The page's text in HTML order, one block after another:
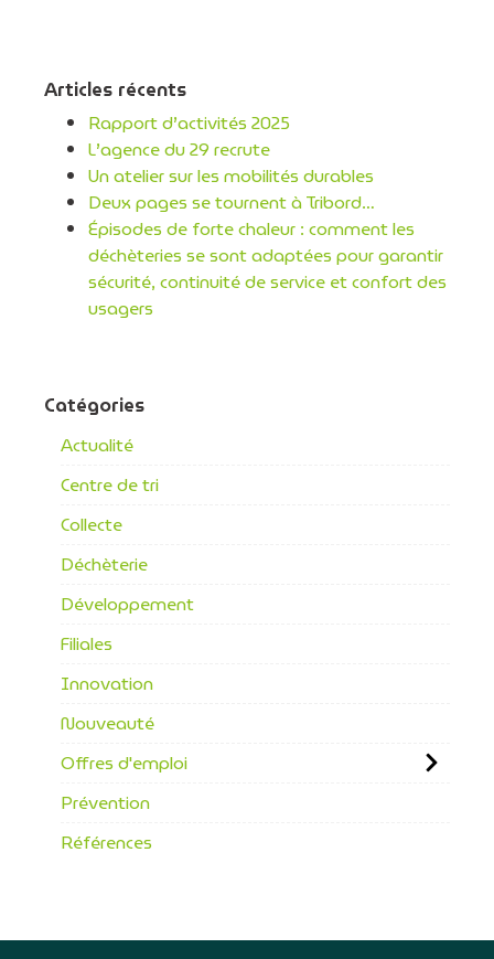
Articles récents
Rapport d’activités 2025
L’agence du 29 recrute
Un atelier sur les mobilités durables
Deux pages se tournent à Tribord…
Épisodes de forte chaleur : comment les
déchèteries se sont adaptées pour garantir
sécurité, continuité de service et confort des
usagers
Catégories
Actualité
Centre de tri
Collecte
Déchèterie
Développement
Filiales
Innovation
Nouveauté
Offres d'emploi
Prévention
Références